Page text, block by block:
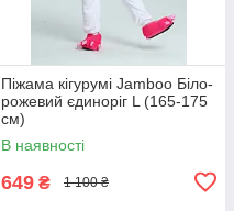
Піжама кігурумі Jamboo Біло-
рожевий єдиноріг L (165-175
см)
В наявності
649 ₴ 1 100 ₴